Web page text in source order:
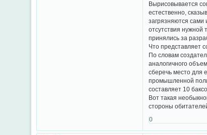
Вырисовывается
естественно,
загрязняются сами
отсутствия
принялись за
Что представляет
По словам
аналогичного
сберечь место для
промышленной
составляет 10
Вот такая
стороны
0